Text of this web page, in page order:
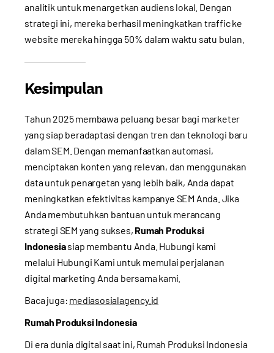
analitik untuk menargetkan audiens lokal. Dengan
strategi ini, mereka berhasil meningkatkan traffic ke
website mereka hingga 50% dalam waktu satu bulan.
Kesimpulan
Tahun 2025 membawa peluang besar bagi marketer
yang siap beradaptasi dengan tren dan teknologi baru
dalam SEM. Dengan memanfaatkan automasi,
menciptakan konten yang relevan, dan menggunakan
data untuk penargetan yang lebih baik, Anda dapat
meningkatkan efektivitas kampanye SEM Anda. Jika
Anda membutuhkan bantuan untuk merancang
strategi SEM yang sukses, Rumah Produksi
Indonesiasiap membantu Anda. Hubungi kami
melalui Hubungi Kami untuk memulai perjalanan
digital marketing Anda bersama kami.
Baca juga: mediasosialagency.id
Rumah Produksi Indonesia
Di era dunia digital saat ini, Rumah Produksi Indonesia